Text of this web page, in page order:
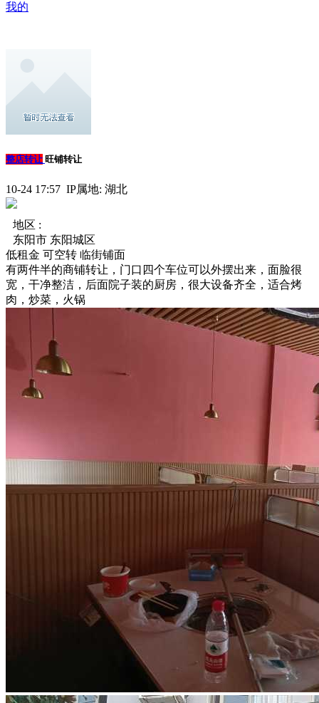
我的
整店转让 旺铺转让
10-24 17:57 IP属地: 湖北
地区 :
东阳市 东阳城区
低租金 可空转 临街铺面
有两件半的商铺转让，门口四个车位可以外摆出来，面脸很
宽，干净整洁，后面院子装的厨房，很大设备齐全，适合烤
肉，炒菜，火锅